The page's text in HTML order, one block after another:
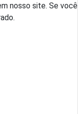
nosso site. Se você